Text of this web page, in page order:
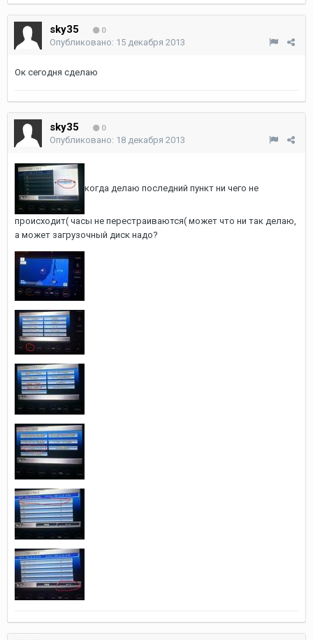
sky35 0
Опубликовано: 15 декабря 2013
Ок сегодня сделаю
sky35 0
Опубликовано: 18 декабря 2013
когда делаю последний пункт ни чего не
происходит( часы не перестраиваются( может что ни так делаю,
а может загрузочный диск надо?